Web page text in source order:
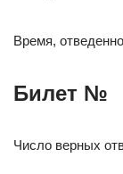
Время,
Билет №
Число верных